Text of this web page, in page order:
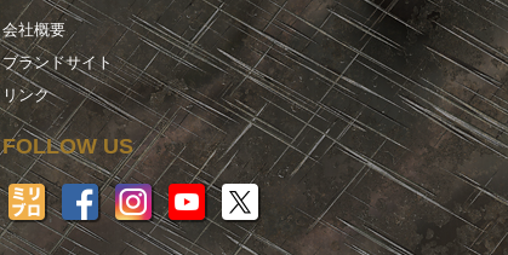
会社概要
ブランドサイト
リンク
FOLLOW US